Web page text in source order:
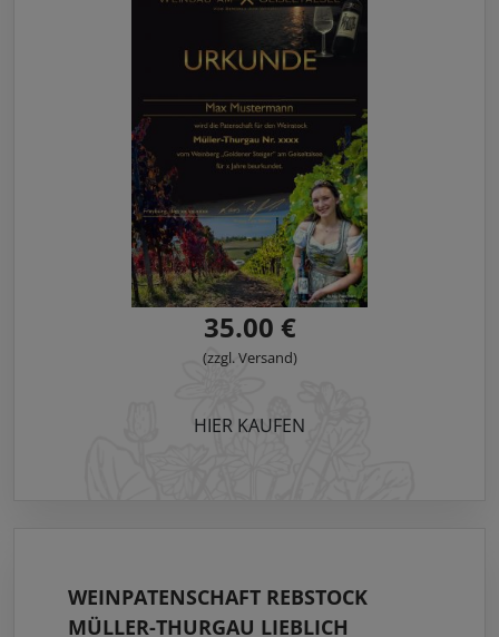
35.00 €
(zzgl. Versand)
HIER KAUFEN
WEINPATENSCHAFT REBSTOCK
MÜLLER-THURGAU LIEBLICH